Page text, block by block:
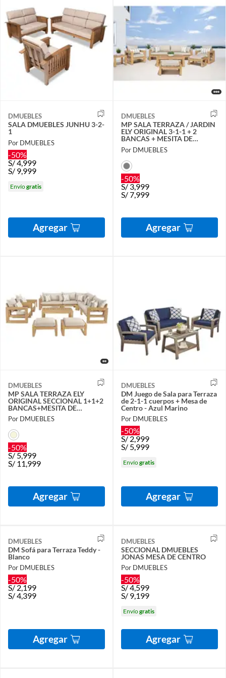
DMUEBLES
SALA DMUEBLES JUNHU 3-2-
1
Por DMUEBLES
-50%
S/4,999
S/ 9,999
Envíogratis
Agregar
DMUEBLES
MP SALA TERRAZA / JARDIN
ELY ORIGINAL 3-1-1 + 2
BANCAS + MESITA DE
CENTRO (GRIS)
Por DMUEBLES
-50%
S/3,999
S/7,999
Agregar
DMUEBLES
MP SALA TERRAZA ELY
ORIGINAL SECCIONAL 1+1+2
BANCAS+MESITA DE
CENTRO BEIGE
Por DMUEBLES
-50%
S/5,999
S/ 11,999
Agregar
DMUEBLES
DM Juego de Sala para Terraza
de 2-1-1 cuerpos + Mesa de
Centro - Azul Marino
Por DMUEBLES
-50%
S/2,999
S/ 5,999
Envíogratis
Agregar
DMUEBLES
DM Sofá para Terraza Teddy -
Blanco
Por DMUEBLES
-50%
S/2,199
S/4,399
Agregar
DMUEBLES
SECCIONAL DMUEBLES
JONAS MESA DE CENTRO
Por DMUEBLES
-50%
S/4,599
S/ 9,199
Envíogratis
Agregar